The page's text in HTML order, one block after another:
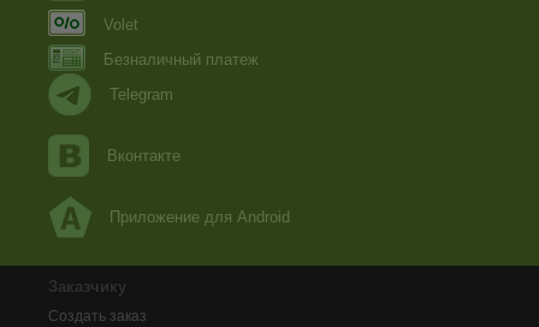
Volet
Безналичный платеж
Telegram
Вконтакте
Приложение для Android
Заказчику
Создать заказ